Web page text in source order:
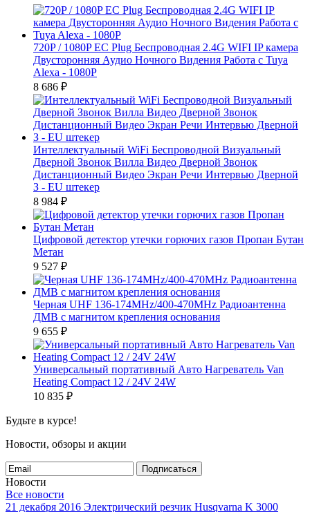
720P / 1080P ЕС Plug Беспроводная 2.4G WIFI IP камера
Двусторонняя Аудио Ночного Видения Работа с Tuya
Alexa - 1080P
8 686 ₽
Интеллектуальный WiFi Беспроводной Визуальный
Дверной Звонок Вилла Видео Дверной Звонок
Дистанционный Видео Экран Речи Интервью Дверной
З - EU штекер
8 984 ₽
Цифровой детектор утечки горючих газов Пропан Бутан
Метан
9 527 ₽
Черная UHF 136-174MHz/400-470MHz Радиоантенна
ДМВ с магнитом крепления основания
9 655 ₽
Универсальный портативный Авто Нагреватель Van
Heating Compact 12 / 24V 24W
10 835 ₽
Будьте в курсе!
Новости, обзоры и акции
Подписаться
Новости
Все новости
21 декабря 2016 Электрический резчик Husqvarna K 3000